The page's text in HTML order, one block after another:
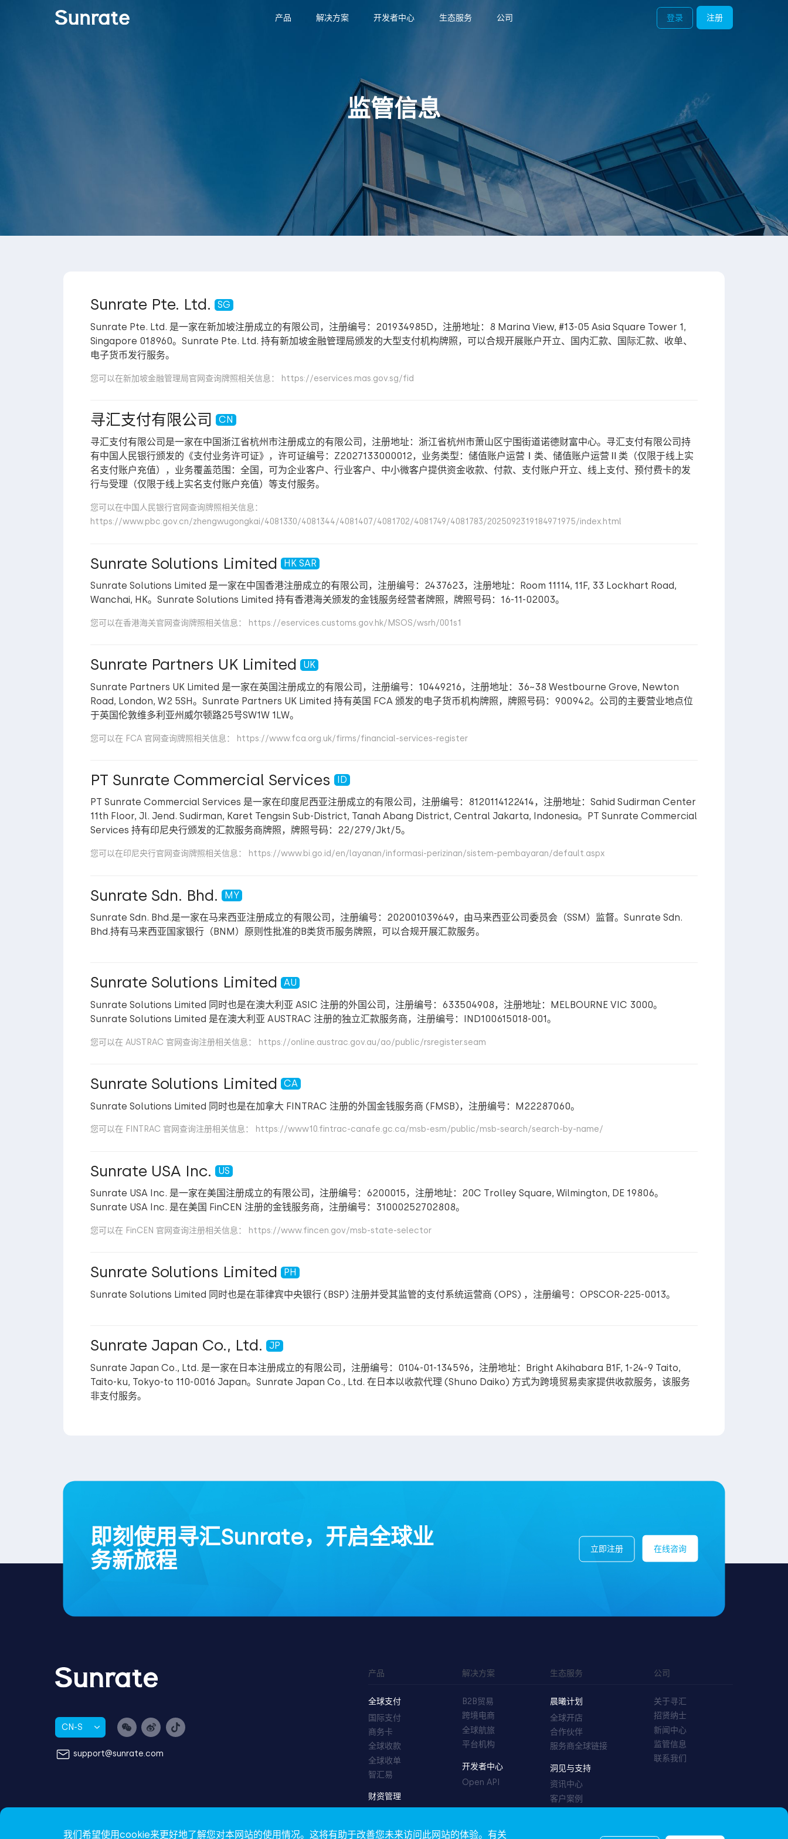
产品 解决方案 开发者中心 生态服务 公司 登录 注册
监管信息
Sunrate Pte. Ltd. SG
Sunrate Pte. Ltd. 是一家在新加坡注册成立的有限公司，注册编号：201934985D，注册地址：8 Marina View, #13-05 Asia Square Tower 1,
Singapore 018960。Sunrate Pte. Ltd. 持有新加坡金融管理局颁发的大型支付机构牌照，可以合规开展账户开立、国内汇款、国际汇款、收单、
电子货币发行服务。
您可以在新加坡金融管理局官网查询牌照相关信息： https://eservices.mas.gov.sg/fid
寻汇支付有限公司 CN
寻汇支付有限公司是一家在中国浙江省杭州市注册成立的有限公司，注册地址：浙江省杭州市萧山区宁围街道诺德财富中心。寻汇支付有限公司持
有中国人民银行颁发的《支付业务许可证》，许可证编号：Z2027133000012，业务类型：储值账户运营Ⅰ类、储值账户运营Ⅱ类（仅限于线上实
名支付账户充值），业务覆盖范围：全国，可为企业客户、行业客户、中小微客户提供资金收款、付款、支付账户开立、线上支付、预付费卡的发
行与受理（仅限于线上实名支付账户充值）等支付服务。
您可以在中国人民银行官网查询牌照相关信息：
https://www.pbc.gov.cn/zhengwugongkai/4081330/4081344/4081407/4081702/4081749/4081783/2025092319184971975/index.html
Sunrate Solutions Limited HK SAR
Sunrate Solutions Limited 是一家在中国香港注册成立的有限公司，注册编号：2437623，注册地址：Room 11114, 11F, 33 Lockhart Road,
Wanchai, HK。Sunrate Solutions Limited 持有香港海关颁发的金钱服务经营者牌照，牌照号码：16-11-02003。
您可以在香港海关官网查询牌照相关信息： https://eservices.customs.gov.hk/MSOS/wsrh/001s1
Sunrate Partners UK Limited UK
Sunrate Partners UK Limited 是一家在英国注册成立的有限公司，注册编号：10449216，注册地址：36~38 Westbourne Grove, Newton
Road, London, W2 5SH。Sunrate Partners UK Limited 持有英国 FCA 颁发的电子货币机构牌照，牌照号码：900942。公司的主要营业地点位
于英国伦敦维多利亚州威尔顿路25号SW1W 1LW。
您可以在 FCA 官网查询牌照相关信息： https://www.fca.org.uk/firms/financial-services-register
PT Sunrate Commercial Services ID
PT Sunrate Commercial Services 是一家在印度尼西亚注册成立的有限公司，注册编号：8120114122414，注册地址：Sahid Sudirman Center
11th Floor, Jl. Jend. Sudirman, Karet Tengsin Sub-District, Tanah Abang District, Central Jakarta, Indonesia。PT Sunrate Commercial
Services 持有印尼央行颁发的汇款服务商牌照，牌照号码：22/279/Jkt/5。
您可以在印尼央行官网查询牌照相关信息： https://www.bi.go.id/en/layanan/informasi-perizinan/sistem-pembayaran/default.aspx
Sunrate Sdn. Bhd. MY
Sunrate Sdn. Bhd.是一家在马来西亚注册成立的有限公司，注册编号：202001039649，由马来西亚公司委员会（SSM）监督。Sunrate Sdn.
Bhd.持有马来西亚国家银行（BNM）原则性批准的B类货币服务牌照，可以合规开展汇款服务。
Sunrate Solutions Limited AU
Sunrate Solutions Limited 同时也是在澳大利亚 ASIC 注册的外国公司，注册编号：633504908，注册地址：MELBOURNE VIC 3000。
Sunrate Solutions Limited 是在澳大利亚 AUSTRAC 注册的独立汇款服务商，注册编号：IND100615018-001。
您可以在 AUSTRAC 官网查询注册相关信息： https://online.austrac.gov.au/ao/public/rsregister.seam
Sunrate Solutions Limited CA
Sunrate Solutions Limited 同时也是在加拿大 FINTRAC 注册的外国金钱服务商 (FMSB)，注册编号：M22287060。
您可以在 FINTRAC 官网查询注册相关信息： https://www10.fintrac-canafe.gc.ca/msb-esm/public/msb-search/search-by-name/
Sunrate USA Inc. US
Sunrate USA Inc. 是一家在美国注册成立的有限公司，注册编号：6200015，注册地址：20C Trolley Square, Wilmington, DE 19806。
Sunrate USA Inc. 是在美国 FinCEN 注册的金钱服务商，注册编号：31000252702808。
您可以在 FinCEN 官网查询注册相关信息： https://www.fincen.gov/msb-state-selector
Sunrate Solutions Limited PH
Sunrate Solutions Limited 同时也是在菲律宾中央银行 (BSP) 注册并受其监管的支付系统运营商 (OPS) ，注册编号：OPSCOR-225-0013。
Sunrate Japan Co., Ltd. JP
Sunrate Japan Co., Ltd. 是一家在日本注册成立的有限公司，注册编号：0104-01-134596，注册地址：Bright Akihabara B1F, 1-24-9 Taito,
Taito-ku, Tokyo-to 110-0016 Japan。Sunrate Japan Co., Ltd. 在日本以收款代理 (Shuno Daiko) 方式为跨境贸易卖家提供收款服务，该服务
非支付服务。
即刻使用寻汇Sunrate，开启全球业
务新旅程
立即注册 在线咨询
CN-S
support@sunrate.com
产品
全球支付
国际支付
商务卡
全球收款
全球收单
智汇易
财资管理
解决方案
B2B贸易
跨境电商
全球航旅
平台机构
开发者中心
Open API
生态服务
晨曦计划
全球开店
合作伙伴
服务商全球链接
洞见与支持
资讯中心
客户案例
公司
关于寻汇
招贤纳士
新闻中心
监管信息
联系我们
我们希望使用cookie来更好地了解您对本网站的使用情况。这将有助于改善您未来访问此网站的体验。有关